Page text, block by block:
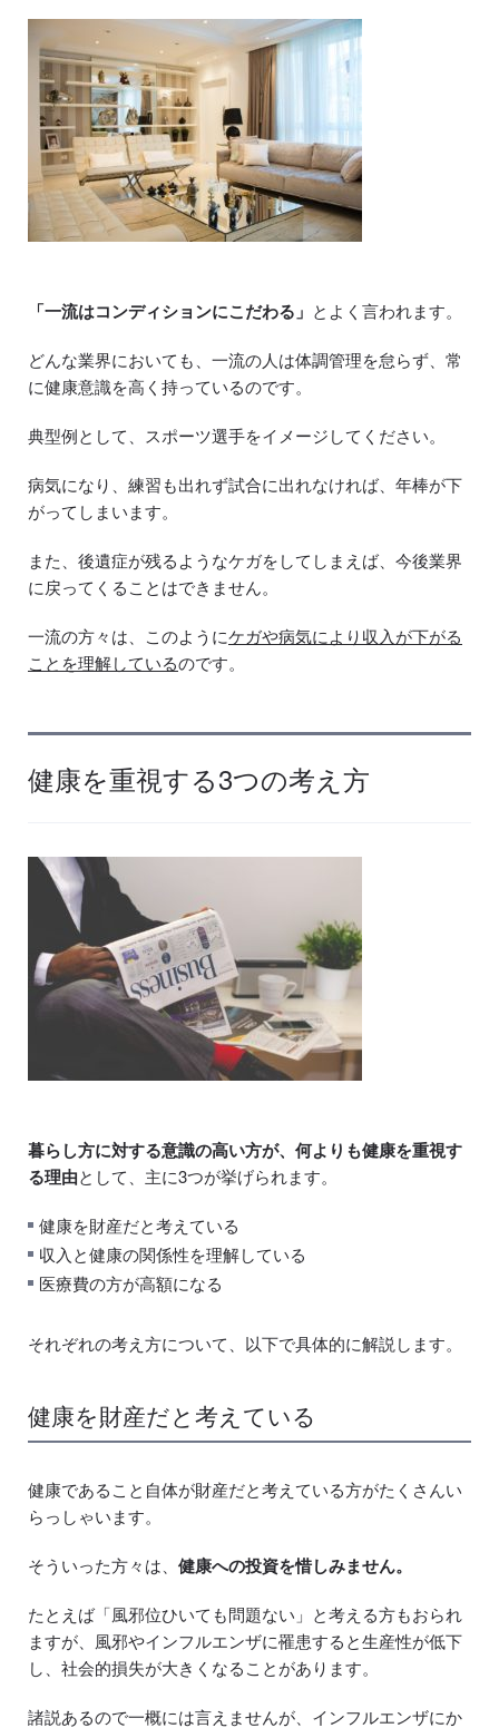
「一流はコンディションにこだわる」 とよく言われます。
どんな業界においても、一流の人は体調管理を怠らず、常
に健康意識を高く持っているのです。
典型例として、スポーツ選手をイメージしてください。
病気になり、練習も出れず試合に出れなければ、年棒が下
がってしまいます。
また、後遺症が残るようなケガをしてしまえば、今後業界
に戻ってくることはできません。
一流の方々は、このようにケガや病気により収入が下がる
ことを理解しているのです。
健康を重視する3つの考え方
暮らし方に対する意識の高い方が、何よりも健康を重視す
る理由として、主に3つが挙げられます。
健康を財産だと考えている
収入と健康の関係性を理解している
医療費の方が高額になる
それぞれの考え方について、以下で具体的に解説します。
健康を財産だと考えている
健康であること自体が財産だと考えている方がたくさんい
らっしゃいます。
そういった方々は、 健康への投資を惜しみません。
たとえば「風邪位ひいても問題ない」と考える方もおられ
ますが、風邪やインフルエンザに罹患すると生産性が低下
し、社会的損失が大きくなることがあります。
諸説あるので一概には言えませんが、インフルエンザにか